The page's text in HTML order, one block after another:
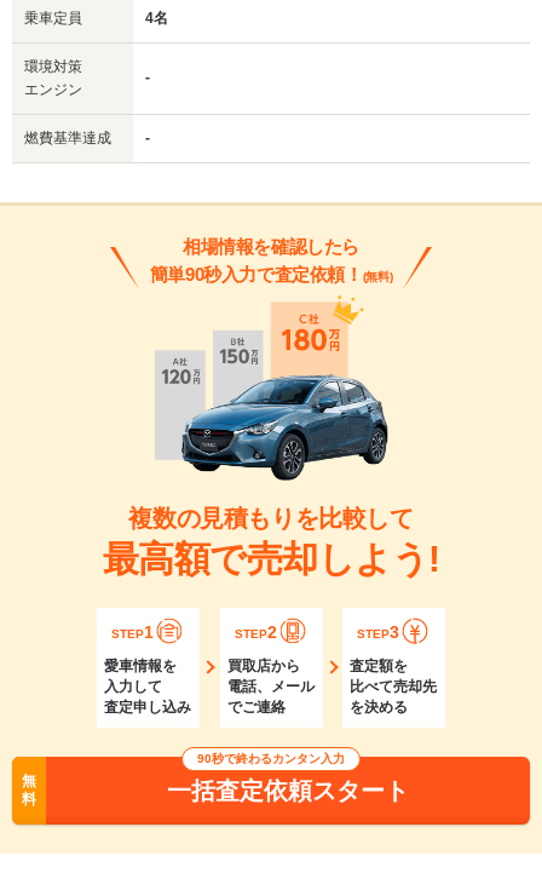
乗車定員 4名
環境対策
エンジン
-
燃費基準達成 -
相場情報を確認したら
簡単90秒入力で査定依頼！ (無料)
複数の見積もりを比較して
最高額で売却しよう!
STEP1
愛車情報を
入力して
査定申し込み
STEP2
買取店から
電話、メール
でご連絡
STEP3
査定額を
比べて売却先
を決める
無
料
90秒で終わるカンタン入力
一括査定依頼スタート